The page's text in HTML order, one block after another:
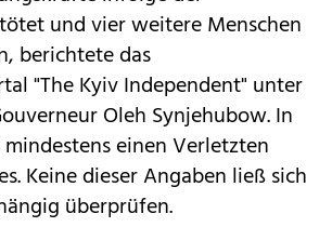
und vier weitere Menschen
berichtete das
"The Kyiv Independent" unter
Oleh Synjehubow. In
einen Verletzten
Keine dieser Angaben ließ sich
überprüfen.